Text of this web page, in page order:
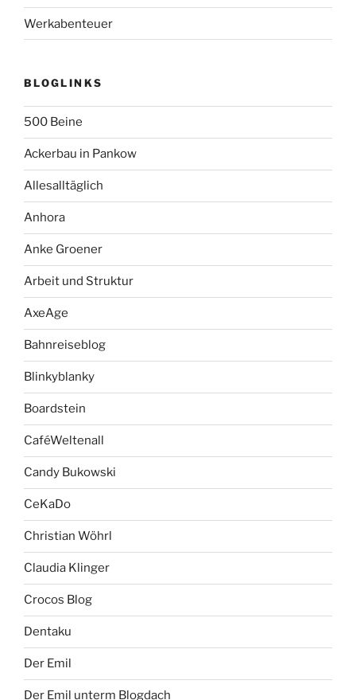
Werkabenteuer
BLOGLINKS
500 Beine
Ackerbau in Pankow
Allesalltäglich
Anhora
Anke Groener
Arbeit und Struktur
AxeAge
Bahnreiseblog
Blinkyblanky
Boardstein
CaféWeltenall
Candy Bukowski
CeKaDo
Christian Wöhrl
Claudia Klinger
Crocos Blog
Dentaku
Der Emil
Der Emil unterm Blogdach